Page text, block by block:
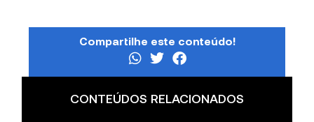
Compartilhe este conteúdo!
CONTEÚDOS RELACIONADOS